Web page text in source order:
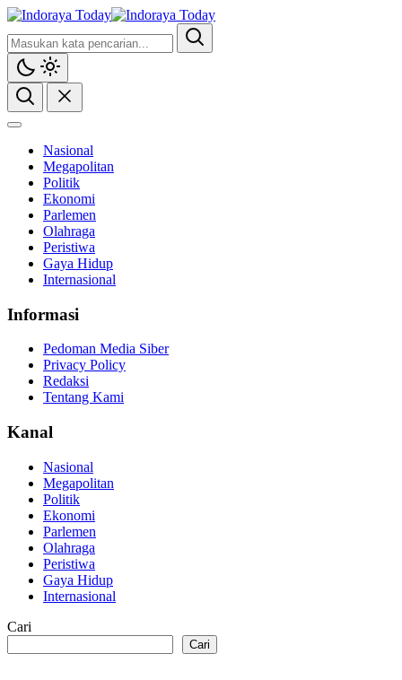
Indoraya Today
Mengabarkan, Mencerahkan
Nasional
Megapolitan
Politik
Ekonomi
Parlemen
Olahraga
Peristiwa
Gaya Hidup
Internasional
Informasi
Pedoman Media Siber
Privacy Policy
Redaksi
Tentang Kami
Kanal
Nasional
Megapolitan
Politik
Ekonomi
Parlemen
Olahraga
Peristiwa
Gaya Hidup
Internasional
Cari
Cari